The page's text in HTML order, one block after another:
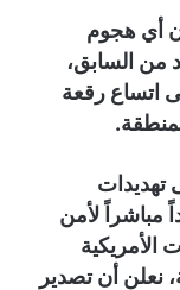
أي هجوم
من السابق،
اتساع رقعة
تهديدات
مباشراً لأمن
الأمريكية
نعلن أن تصدير